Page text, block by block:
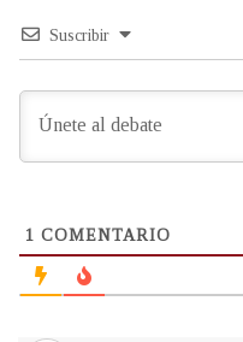
Suscribir
1 COMENTARIO